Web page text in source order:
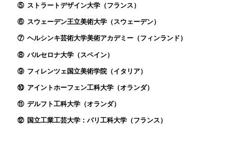
⑤ストラートデザイン大学（フランス）
⑥ スウェーデン王立美術大学（スウェーデン）
⑦ ヘルシンキ芸術大学美術アカデミー（フィンランド）
⑧ バルセロナ大学（スペイン）
⑨ フィレンツェ国立美術学院（イタリア）
⑩ アイントホーフェン工科大学（オランダ）
⑪ デルフト工科大学（オランダ）
⑫ 国立工業工芸大学：パリ工科大学（フランス）